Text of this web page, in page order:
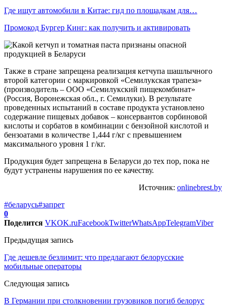
Где ищут автомобили в Китае: гид по площадкам для…
Промокод Бургер Кинг: как получить и активировать
Также в стране запрещена реализация кетчупа шашлычного
второй категории с маркировкой «Семилукская трапеза»
(производитель – ООО «Семилукский пищекомбинат»
(Россия, Воронежская обл., г. Семилуки). В результате
проведенных испытаний в составе продукта установлено
содержание пищевых добавок – консервантов сорбиновой
кислоты и сорбатов в комбинации с бензойной кислотой и
бензоатами в количестве 1,444 г/кг с превышением
максимального уровня 1 г/кг.
Продукция будет запрещена в Беларуси до тех пор, пока не
будут устранены нарушения по ее качеству.
Источник: onlinebrest.by
#беларусь#запрет
0
Поделится VKOK.ruFacebookTwitterWhatsAppTelegramViber
Предыдущая запись
Где дешевле безлимит: что предлагают белорусские
мобильные операторы
Следующая запись
В Германии при столкновении грузовиков погиб белорус